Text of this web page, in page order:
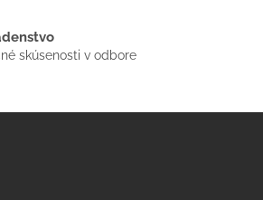
e
skúsenosti v odbore